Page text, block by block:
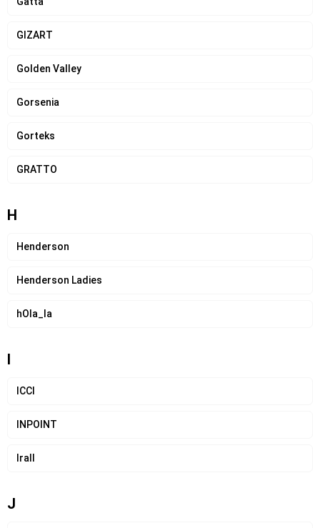
GIZART
Golden Valley
Gorsenia
Gorteks
GRATTO
H
Henderson
Henderson Ladies
hOla_la
I
ICCI
INPOINT
Irall
J